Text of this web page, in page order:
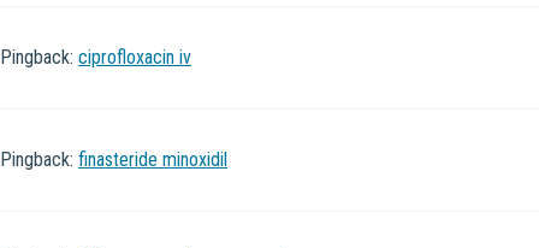
Pingback: ciprofloxacin iv
Pingback: finasteride minoxidil